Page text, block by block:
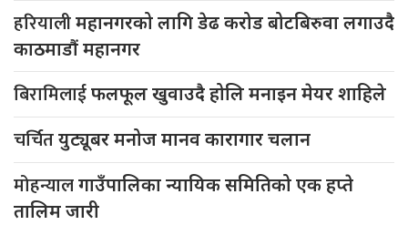
हरियालीमहानगरको लागि डेढ करोड बोटबिरुवा लगाउदै
काठमाडौं महानगर
बिरामिलाईफलफूल खुवाउदै होलि मनाइन मेयर शाहिले
चर्चितयुट्यूबर मनोज मानव कारागार चलान
मोहन्यालगाउँपालिका न्यायिक समितिको एक हप्ते
तालिम जारी